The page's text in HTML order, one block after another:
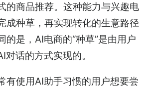
的商品推荐。这种能力与兴趣电
成种草，再实现转化的生意路径
的是，AI电商的“种草”是由用户
对话的方式实现的。
有使用AI助手习惯的用户想要尝